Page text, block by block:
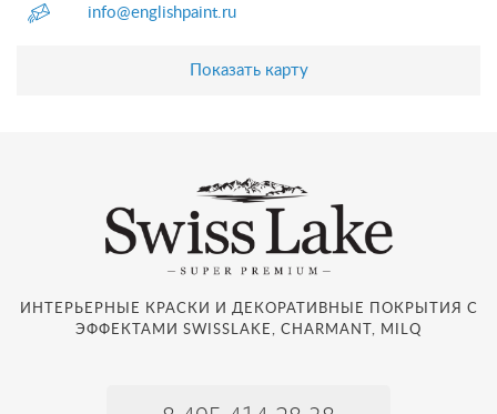
info@englishpaint.ru
Показать карту
ИНТЕРЬЕРНЫЕ КРАСКИ И ДЕКОРАТИВНЫЕ ПОКРЫТИЯ С
ЭФФЕКТАМИ SWISSLAKE, CHARMANT, MILQ